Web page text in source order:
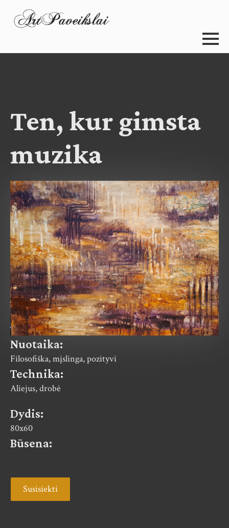
Ten, kur gimsta
muzika
Nuotaika:
Filosofiška, mįslinga, pozityvi
Technika:
Aliejus, drobė
Dydis:
80x60
Būsena:
Susisiekti